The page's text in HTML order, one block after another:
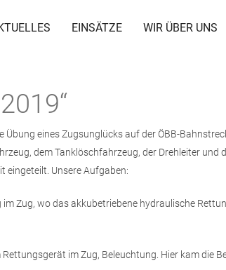
EINSÄTZE WIR ÜBER UNS
eines Zugsunglücks auf der ÖBB-
dem Tanklöschfahrzeug, der Drehleiter und
eingeteilt. Unsere Aufgaben:
Zug, wo das akkubetriebene hydraulische
im Zug, Beleuchtung. Hier kam die